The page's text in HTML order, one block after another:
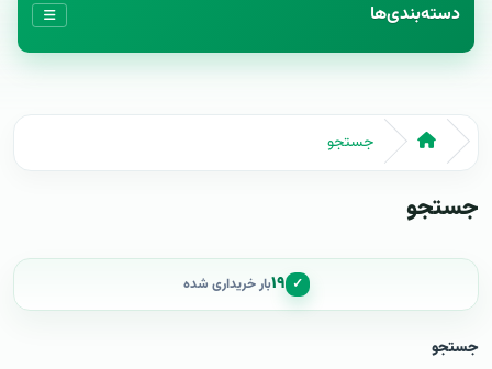
دسته‌بندی‌ها
جستجو
جستجو
✓ ۱۹بار خریداری شده
جستجو